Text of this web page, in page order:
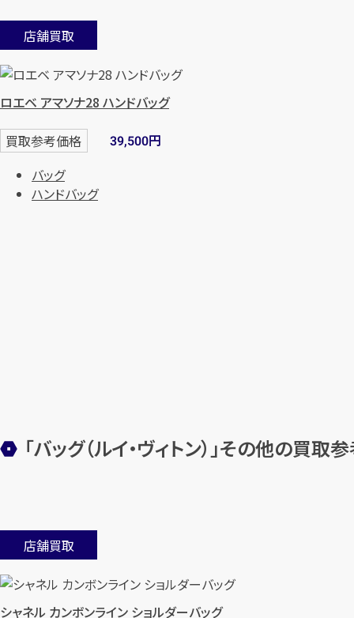
店舗買取
ロエベ アマソナ28 ハンドバッグ
買取参考価格 39,500円
バッグ
ハンドバッグ
「バッグ（ルイ・ヴィトン）」その他の買取
店舗買取
シャネル カンボンライン ショルダーバッグ